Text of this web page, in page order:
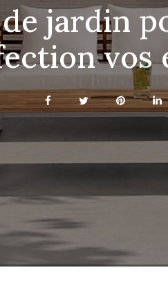
de jardin
vos